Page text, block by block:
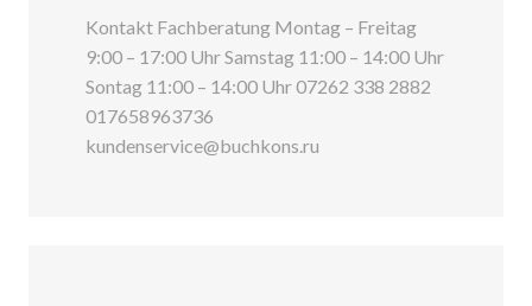
Kontakt Fachberatung Montag – Freitag
9:00 – 17:00 Uhr Samstag 11:00 – 14:00 Uhr
Sontag 11:00 – 14:00 Uhr 07262 338 2882
017658963736
kundenservice@buchkons.ru